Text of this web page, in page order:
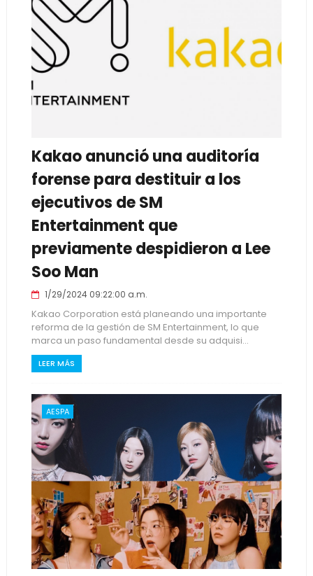
Kakao anunció una auditoría
forense para destituir a los
ejecutivos de SM
Entertainment que
previamente despidieron a Lee
Soo Man
1/29/2024 09:22:00 a.m.
Kakao Corporation está planeando una importante
reforma de la gestión de SM Entertainment, lo que
marca un paso fundamental desde su adquisi...
LEER MÁS
AESPA